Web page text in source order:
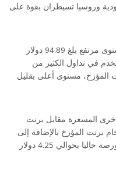
وروسيا تسيطران بقوة على
تم تداول العقود الآجلة لخام برنت عند مستوى مرتفع بلغ 94.89 دولار
في تداول الكثير من
المؤرخ، مستوى أعلى بقليل
المسعرة مقابل برنت
خام برنت المؤرخ بالإضافة إلى
الفارق النقدي أو العلاوة، والتي تقدرها البورصة حاليا بحوالي 4.25 دولار